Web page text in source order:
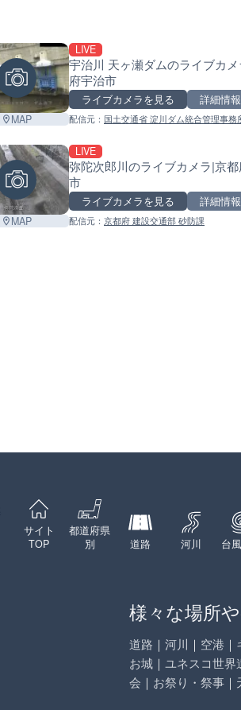
MAP
LIVE
宇治川 天ヶ瀬ダムのライブカ
府宇治市
ライブカメラを見る 詳細情報
配信元： 国土交通省 淀川ダム統合管理事務
MAP
LIVE
弥陀次郎川のライブカメラ|京
市
ライブカメラを見る 詳細情報
配信元： 京都府 建設交通部 砂防課
サイト
TOP
都道府県
別
道路 河川 台
様々な場所
道路 ｜ 河川 ｜ 空港 ｜
お城 ｜ ユネスコ世界
会 ｜ お祭り・祭事 ｜